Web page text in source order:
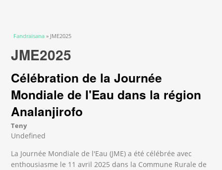
You are here
Fandraisana » JME2025
JME2025
Célébration de la Journée
Mondiale de l'Eau dans la région
Analanjirofo
Teny
Undefined
La Journée Mondiale de l'Eau (JME) a été célébrée avec
enthousiasme le 11 avril 2025 dans la Commune Rurale de